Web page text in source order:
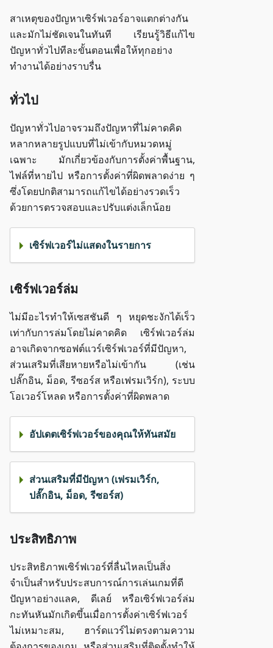
สาเหตุของปัญหาเซิร์ฟเวอร์อาจแตกต่างกัน
และมักไม่ชัดเจนในทันที เรียนรู้วิธีแก้ไข
ปัญหาทั่วไปทีละขั้นตอนเพื่อให้ทุกอย่าง
ทำงานได้อย่างราบรื่น
ทั่วไป
ปัญหาทั่วไปอาจรวมถึงปัญหาที่ไม่คาดคิด
หลากหลายรูปแบบที่ไม่เข้ากับหมวดหมู่
เฉพาะ มักเกี่ยวข้องกับการตั้งค่าพื้นฐาน,
ไฟล์ที่หายไป หรือการตั้งค่าที่ผิดพลาดง่าย ๆ
ซึ่งโดยปกติสามารถแก้ไขได้อย่างรวดเร็ว
ด้วยการตรวจสอบและปรับแต่งเล็กน้อย
เซิร์ฟเวอร์ไม่แสดงในรายการ
เซิร์ฟเวอร์ล่ม
ไม่มีอะไรทำให้เซสชันดี ๆ หยุดชะงักได้เร็ว
เท่ากับการล่มโดยไม่คาดคิด เซิร์ฟเวอร์ล่ม
อาจเกิดจากซอฟต์แวร์เซิร์ฟเวอร์ที่มีปัญหา,
ส่วนเสริมที่เสียหายหรือไม่เข้ากัน (เช่น
ปลั๊กอิน, ม็อด, รีซอร์ส หรือเฟรมเวิร์ก), ระบบ
โอเวอร์โหลด หรือการตั้งค่าที่ผิดพลาด
อัปเดตเซิร์ฟเวอร์ของคุณให้ทันสมัย
ส่วนเสริมที่มีปัญหา (เฟรมเวิร์ก,
ปลั๊กอิน, ม็อด, รีซอร์ส)
ประสิทธิภาพ
ประสิทธิภาพเซิร์ฟเวอร์ที่ลื่นไหลเป็นสิ่ง
จำเป็นสำหรับประสบการณ์การเล่นเกมที่ดี
ปัญหาอย่างแลค, ดีเลย์ หรือเซิร์ฟเวอร์ล่ม
กะทันหันมักเกิดขึ้นเมื่อการตั้งค่าเซิร์ฟเวอร์
ไม่เหมาะสม, ฮาร์ดแวร์ไม่ตรงตามความ